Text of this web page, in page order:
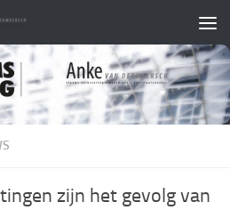
zijn het gevolg van